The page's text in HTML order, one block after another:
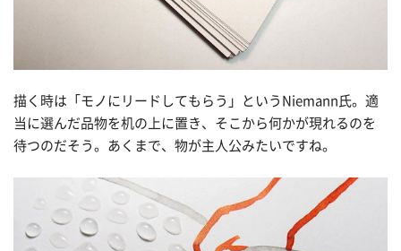
描く時は「モノにリードしてもらう」というNiemann氏。適
当に選んだ品物を机の上に置き、そこから何かが現れるのを
待つのだそう。あくまで、物が主人公みたいですね。